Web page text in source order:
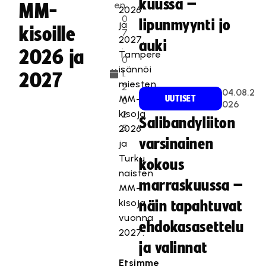
MM-
kisoille
2026 ja
2027
en
0
7
.
0
1.
2
0
2
5
2026
ja
2027.
Tampere
isännöi
miesten
MM-
kisoja
2026
ja
Turku
naisten
MM-
kisoja
vuonna
2027.
Etsimme
kuussa –
lipunmyynti jo
auki
UUTISET
04.08.2
026
Salibandyliiton
varsinainen
kokous
marraskuussa –
näin tapahtuvat
ehdokasasettelu
ja valinnat